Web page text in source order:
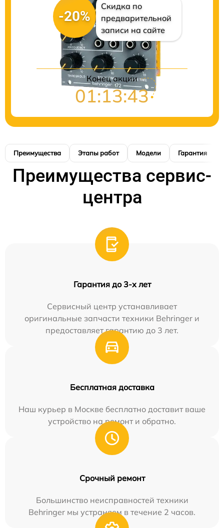
-20%
Скидка по
предварительной
записи на сайте
Конец акции
01:13:42
Преимущества Этапы работ Модели Гарантия
Преимущества сервис-
центра
Гарантия до 3-х лет
Сервисный центр устанавливает
оригинальные запчасти техники Behringer и
предоставляет гарантию до 3 лет.
Бесплатная доставка
Наш курьер в Москве бесплатно доставит ваше
устройство на ремонт и обратно.
Срочный ремонт
Большинство неисправностей техники
Behringer мы устраняем в течение 2 часов.